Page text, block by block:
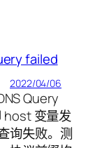
failed
2022/04/06
Query
host 变量发
询失败。测